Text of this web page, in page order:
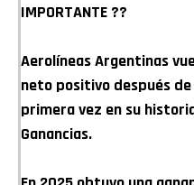
IMPORTANTE ??
Aerolíneas Argentinas
neto positivo después
primera vez en su
Ganancias.